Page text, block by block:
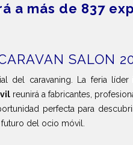
a más de 837
SALON
del caravaning. La feria líder
reunirá a fabricantes,
perfecta para
del ocio móvil.